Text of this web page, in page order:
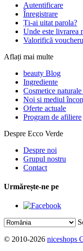
Autentificare
Înregistrare
Ți-ai uitat parola?
Unde este livrarea
Valorifică
Aflați mai multe
beauty Blog
Ingrediente
Cosmetice
Noi si mediul
Oferte actuale
Program de afiliere
Despre Ecco Verde
Despre noi
Grupul nostru
Contact
Urmărește-ne pe
© 2010-2026 niceshops